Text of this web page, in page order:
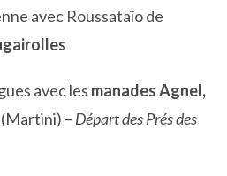
avec Roussataïo de
avec les manades Agnel,
– Départ des Prés des